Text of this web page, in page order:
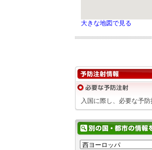
大きな地図で見る
入国に際し、必要な予